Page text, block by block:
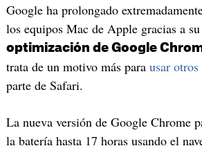
Google ha prolongado
los equipos Mac de Apple gracias a
optimización de Google
trata de un motivo más para usar otros
parte de Safari.
La nueva versión de Google Chrome
la batería hasta 17 horas usando el